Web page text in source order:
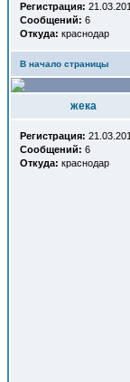
Регистрация:
Сообщений: 6
Откуда: краснодар
В начало страницы
жека
Регистрация:
Сообщений: 6
Откуда: краснодар